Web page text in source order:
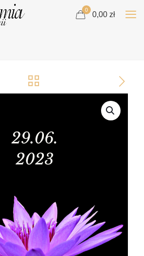
0
0,00 zł